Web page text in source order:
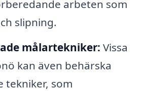
arbeten som
slipning.
målartekniker: Vissa
kan även behärska
tekniker, som